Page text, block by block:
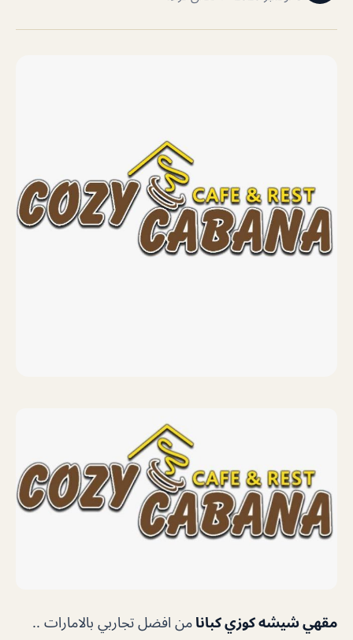
مقهي شيشه كوزي كبانا من افضل تجاربي بالامارات ..